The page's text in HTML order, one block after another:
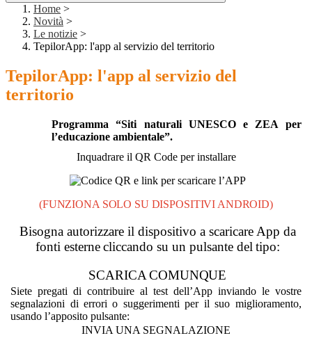
Home >
Novità >
Le notizie >
TepilorApp: l'app al servizio del territorio
TepilorApp: l'app al servizio del
territorio
Programma “Siti naturali UNESCO e ZEA per
l’educazione ambientale”.
Inquadrare il QR Code per installare
(FUNZIONA SOLO SU DISPOSITIVI ANDROID)
Bisogna autorizzare il dispositivo a scaricare App da
fonti esterne cliccando su un pulsante del tipo:
SCARICA COMUNQUE
Siete pregati di contribuire al test dell’App inviando le vostre
segnalazioni di errori o suggerimenti per il suo miglioramento,
usando l’apposito pulsante:
INVIA UNA SEGNALAZIONE